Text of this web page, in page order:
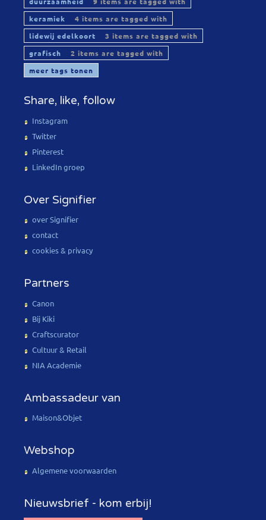
keramiek
4 items are tagged with
lidewij edelkoort
3 items are tagged with
grafisch
2 items are tagged with
meer tags tonen
Share, like, follow
Instagram
Twitter
Pinterest
LinkedIn groep
Over Signifier
over Signifier
contact
cookies & privacy
Partners
Canon
Bij Kiki
Craftscurator
Cultuur & Retail
NIA Academie
Ambassadeur van
Maison&Objet
Webshop
Algemene voorwaarden
Nieuwsbrief - kom erbij!